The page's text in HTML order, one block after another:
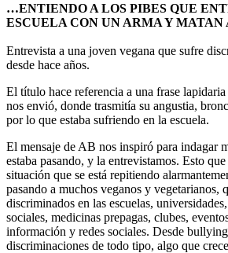
…ENTIENDO A LOS PIBES QUE
ESCUELA CON UN ARMA Y MATAN
Entrevista a una joven vegana que sufre
desde hace años.
El título hace referencia a una frase
nos envió, donde trasmitía su angustia,
por lo que estaba sufriendo en la escuela.
El mensaje de AB nos inspiró para indagar
estaba pasando, y la entrevistamos. Esto
situación que se está repitiendo
pasando a muchos veganos y vegetarianos,
discriminados en las escuelas,
sociales, medicinas prepagas, clubes,
información y redes sociales. Desde
discriminaciones de todo tipo, algo que